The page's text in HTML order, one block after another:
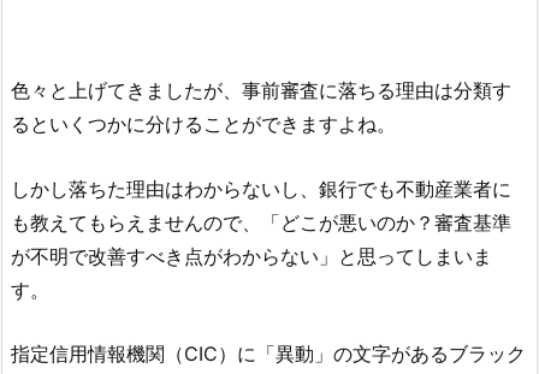
色々と上げてきましたが、事前審査に落ちる理由は分類す
るといくつかに分けることができますよね。
しかし落ちた理由はわからないし、銀行でも不動産業者に
も教えてもらえませんので、「どこが悪いのか？審査基準
が不明で改善すべき点がわからない」と思ってしまいま
す。
指定信用情報機関（CIC）に「異動」の文字があるブラック